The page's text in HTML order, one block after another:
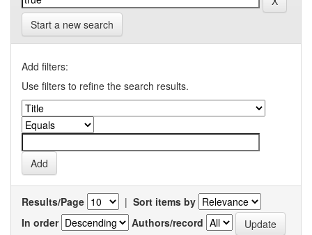
Start a new search
Add filters:
Use filters to refine the search results.
Results/Page | Sort items by
In order
Authors/record